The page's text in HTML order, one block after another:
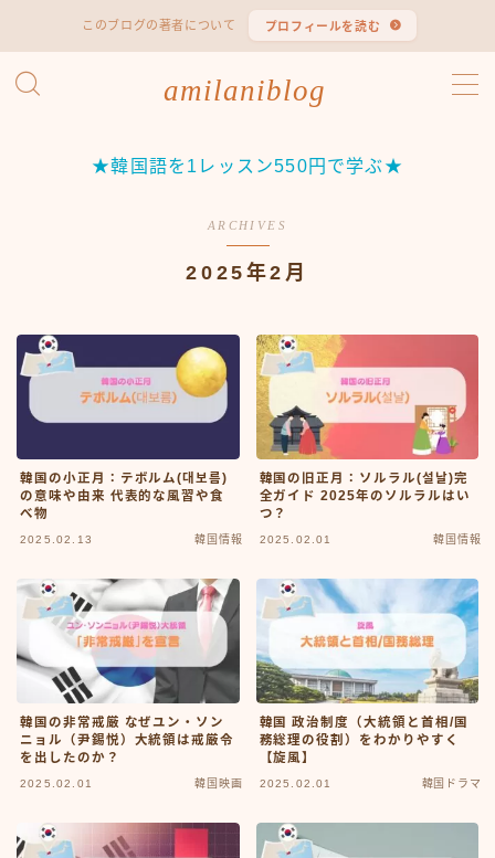
このブログの著者について プロフィールを読む
amilaniblog
MENU
ハン検（ハングル能力検定試験）
韓国エンタメ
韓国ドラマ
韓国バラエティ
韓国情報
お問い合わせ
★韓国語を1レッスン550円で学ぶ★
ARCHIVES
2025年2月
韓国の小正月：テボルム(대보름)
の意味や由来 代表的な風習や食
べ物
2025.02.13 韓国情報
韓国の旧正月：ソルラル(설날)完
全ガイド 2025年のソルラルはい
つ？
2025.02.01 韓国情報
韓国の非常戒厳 なぜユン・ソン
ニョル（尹錫悦）大統領は戒厳令
を出したのか？
2025.02.01 韓国映画
韓国 政治制度（大統領と首相/国
務総理の役割）をわかりやすく
【旋風】
2025.02.01 韓国ドラマ